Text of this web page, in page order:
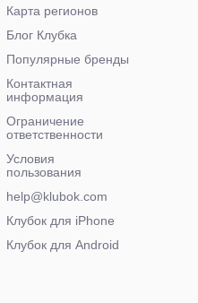
Карта регионов
Блог Клубка
Популярные бренды
Контактная
информация
Ограничение
ответственности
Условия
пользования
help@klubok.com
Клубок для iPhone
Клубок для Android